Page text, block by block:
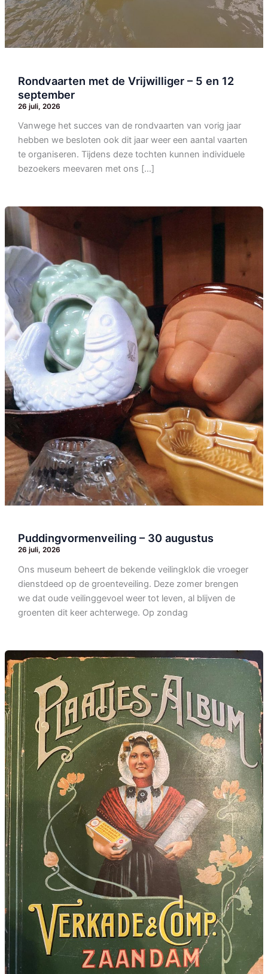
Rondvaarten met de Vrijwilliger – 5 en 12
september
26 juli, 2026
Vanwege het succes van de rondvaarten van vorig jaar
hebben we besloten ook dit jaar weer een aantal vaarten
te organiseren. Tijdens deze tochten kunnen individuele
bezoekers meevaren met ons […]
Puddingvormenveiling – 30 augustus
26 juli, 2026
Ons museum beheert de bekende veilingklok die vroeger
dienstdeed op de groenteveiling. Deze zomer brengen
we dat oude veilinggevoel weer tot leven, al blijven de
groenten dit keer achterwege. Op zondag